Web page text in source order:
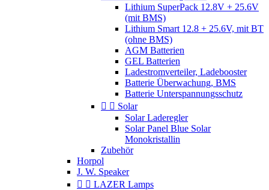
Lithium SuperPack 12.8V + 25.6V
(mit BMS)
Lithium Smart 12.8 + 25.6V, mit BT
(ohne BMS)
AGM Batterien
GEL Batterien
Ladestromverteiler, Ladebooster
Batterie Überwachung, BMS
Batterie Unterspannungsschutz
  Solar
Solar Laderegler
Solar Panel Blue Solar
Monokristallin
Zubehör
Horpol
J. W. Speaker
  LAZER Lamps